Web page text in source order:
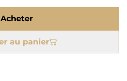
Acheter
au panier